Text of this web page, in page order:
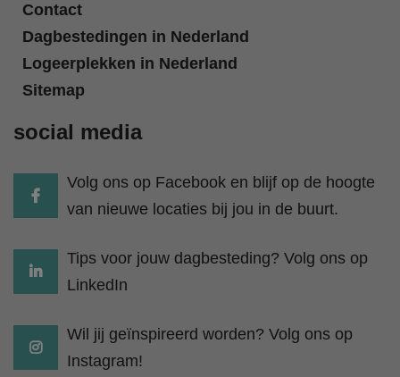
Contact
Dagbestedingen in Nederland
Logeerplekken in Nederland
Sitemap
social media
Volg ons op Facebook en blijf op de hoogte
van nieuwe locaties bij jou in de buurt.
Tips voor jouw dagbesteding? Volg ons op
LinkedIn
Wil jij geïnspireerd worden? Volg ons op
Instagram!